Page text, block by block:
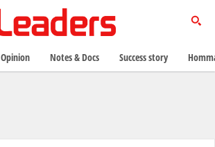
Opinion Notes & Docs Success story